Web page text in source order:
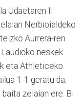
Udaetaren II.
Nerbioialdeko
Aurrera-ren
neskek
eta Athleticeko
1-1 geratu da.
zelaian ere. Bi